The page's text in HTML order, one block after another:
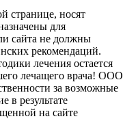
странице, носят
для
сайта не должны
рекомендаций.
лечения остается
лечащего врача! ООО
за возможные
в результате
на сайте